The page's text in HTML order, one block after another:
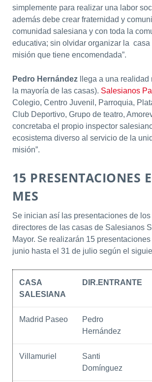
simplemente para realizar una labor
además debe crear fraternidad y
comunidad salesiana y con toda la
educativa; sin olvidar organizar la casa
misión que tiene encomendada”.
Pedro Hernándezllega a una realidad
la mayoría de las casas). Salesianos
Colegio, Centro Juvenil, Parroquia,
Club Deportivo, Grupo de teatro,
concretaba el propio inspector
ecosistema diverso al servicio de la
misión”.
15 PRESENTACIONES
MES
Se inician así las presentaciones de
directores de las casas de Salesianos
Mayor. Se realizarán 15
junio hasta el 31 de julio según el
CASA
SALESIANA
DIR.ENTRANTE
Madrid Paseo
Pedro
Hernández
Villamuriel
Santi
Domínguez